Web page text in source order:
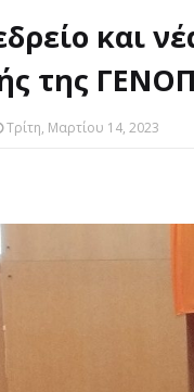
και
της
Τρίτη, Μαρτίου 14, 2023